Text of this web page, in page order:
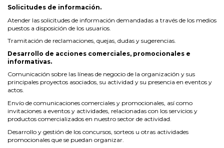
Solicitudes de información.
Atender las solicitudes de información demandadas a través de los medios
puestos a disposición de los usuarios.
Tramitación de reclamaciones, quejas, dudas y sugerencias.
Desarrollo de acciones comerciales, promocionales e
informativas.
Comunicación sobre las líneas de negocio de la organización y sus
principales proyectos asociados, su actividad y su presencia en eventos y
actos.
Envío de comunicaciones comerciales y promocionales, así como
invitaciones a eventos y actividades, relacionadas con los servicios y
productos comercializados en nuestro sector de actividad.
Desarrollo y gestión de los concursos, sorteos u otras actividades
promocionales que se puedan organizar.